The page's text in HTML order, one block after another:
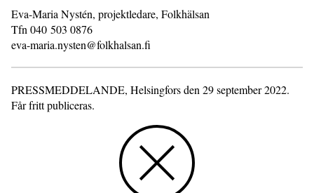
Eva-Maria Nystén, projektledare, Folkhälsan
Tfn 040 503 0876
eva-maria.nysten@folkhalsan.fi
PRESSMEDDELANDE, Helsingfors den 29 september 2022.
Får fritt publiceras.